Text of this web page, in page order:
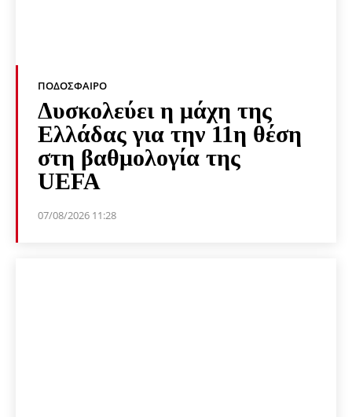
ΠΟΔΌΣΦΑΙΡΟ
Δυσκολεύει η μάχη της
Ελλάδας για την 11η θέση
στη βαθμολογία της
UEFA
07/08/2026 11:28